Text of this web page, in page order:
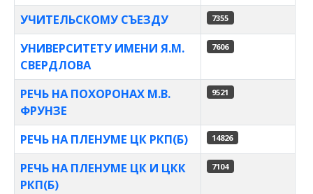
УЧИТЕЛЬСКОМУ СЪЕЗДУ 7355
УНИВЕРСИТЕТУ ИМЕНИ Я.М.
СВЕРДЛОВА
7606
РЕЧЬ НА ПОХОРОНАХ М.В.
ФРУНЗЕ
9521
РЕЧЬ НА ПЛЕНУМЕ ЦК РКП(Б) 14826
РЕЧЬ НА ПЛЕНУМЕ ЦК И ЦКК
РКП(Б)
7104